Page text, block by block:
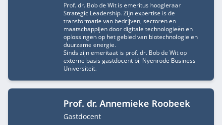
Prof. dr. Bob de Wit is emeritus hoogleraar
Strategic Leadership. Zijn expertise is de
transformatie van bedrijven, sectoren en
maatschappijen door digitale technologieën en
oplossingen op het gebied van biotechnologie en
duurzame energie.
Sinds zijn emeritaat is prof. dr. Bob de Wit op
externe basis gastdocent bij Nyenrode Business
Universiteit.
Prof. dr. Annemieke Roobeek
Functietitel
Gastdocent